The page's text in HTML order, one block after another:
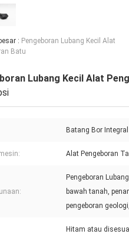
: Pengeboran Lubang Kecil Alat
Batu
Lubang Kecil Alat
Batang Bor Integral
Alat Pengeboran
Pengeboran
bawah tanah,
pengeboran
Hitam atau